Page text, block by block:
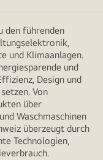
den führenden
und Klimaanlagen.
und
Design und
Von
über
Waschmaschinen
überzeugt durch
Technologien,